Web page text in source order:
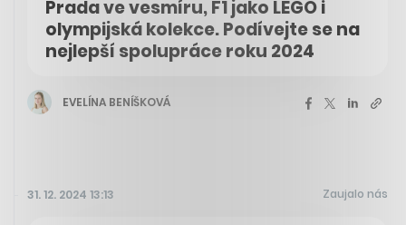
Prada ve vesmíru, F1 jako LEGO i
olympijská kolekce. Podívejte se na
nejlepší spolupráce roku 2024
EVELÍNA BENÍŠKOVÁ
31. 12. 2024 13:13 Zaujalo nás